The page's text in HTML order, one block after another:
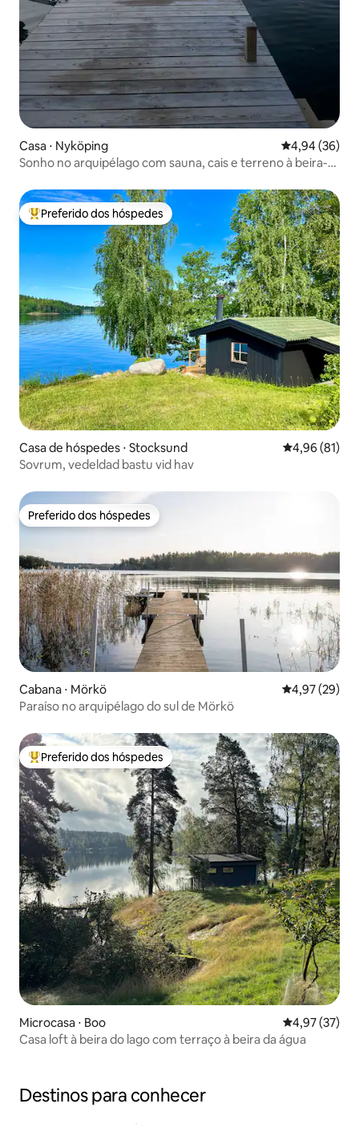
Casa ⋅ Nyköping 4,94 de uma
4,94 (36)
Sonho no arquipélago com sauna, cais e terreno à beira-
Entre os melhores preferidos dos hóspedes
Preferido dos hóspedes
Casa de hóspedes ⋅ Stocksund 4,96 de uma
4,96 (81)
Sovrum, vedeldad bastu vid hav
Preferido dos hóspedes
Preferido dos hóspedes
Cabana ⋅ Mörkö 4,97 de uma
4,97 (29)
Paraíso no arquipélago do sul de Mörkö
Entre os melhores preferidos dos hóspedes
Preferido dos hóspedes
Microcasa ⋅ Boo 4,97 de uma
4,97 (37)
Casa loft à beira do lago com terraço à beira da água
Destinos para conhecer